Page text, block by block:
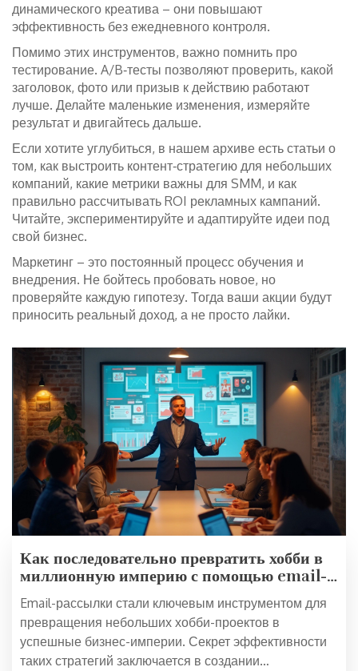
динамического креатива – они повышают
эффективность без ежедневного контроля.
Помимо этих инструментов, важно помнить про
тестирование. A/B‑тесты позволяют проверить, какой
заголовок, фото или призыв к действию работают
лучше. Делайте маленькие изменения, измеряйте
результат и двигайтесь дальше.
Если хотите углубиться, в нашем архиве есть статьи о
том, как выстроить контент‑стратегию для небольших
компаний, какие метрики важны для SMM, и как
правильно рассчитывать ROI рекламных кампаний.
Читайте, экспериментируйте и адаптируйте идеи под
свой бизнес.
Маркетинг – это постоянный процесс обучения и
внедрения. Не бойтесь пробовать новое, но
проверяйте каждую гипотезу. Тогда ваши акции будут
приносить реальный доход, а не просто лайки.
Как последовательно превратить хобби в
миллионную империю с помощью email-
маркетинга
Email-рассылки стали ключевым инструментом для
превращения небольших хобби-проектов в
успешные бизнес-империи. Секрет эффективности
таких стратегий заключается в создании